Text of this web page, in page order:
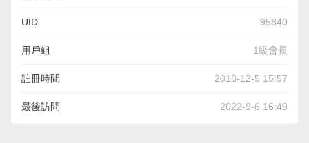
UID 95840
用戶組 1級會員
註冊時間 2018-12-5 15:57
最後訪問 2022-9-6 16:49